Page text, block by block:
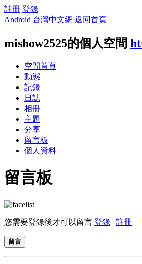
註冊 登錄
Android 台灣中文網 返回首頁
mishow2525的個人空間
空間首頁
動態
記錄
日誌
相冊
主題
分享
留言板
個人資料
留言板
您需要登錄後才可以留言 登錄 | 註冊
留言